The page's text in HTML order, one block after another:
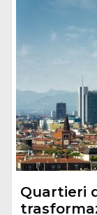
Quartieri